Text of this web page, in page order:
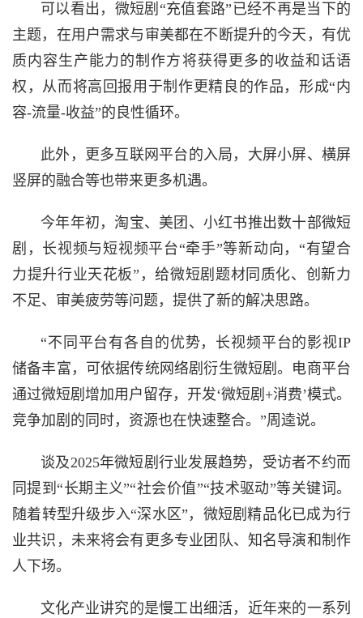
可以看出，微短剧“充值套路”已经不再是当下的
主题，在用户需求与审美都在不断提升的今天，有优
质内容生产能力的制作方将获得更多的收益和话语
权，从而将高回报用于制作更精良的作品，形成“内
容-流量-收益”的良性循环。
此外，更多互联网平台的入局，大屏小屏、横屏
竖屏的融合等也带来更多机遇。
今年年初，淘宝、美团、小红书推出数十部微短
剧，长视频与短视频平台“牵手”等新动向，“有望合
力提升行业天花板”，给微短剧题材同质化、创新力
不足、审美疲劳等问题，提供了新的解决思路。
“不同平台有各自的优势，长视频平台的影视IP
储备丰富，可依据传统网络剧衍生微短剧。电商平台
通过微短剧增加用户留存，开发‘微短剧+消费’模式。
竞争加剧的同时，资源也在快速整合。”周逵说。
谈及2025年微短剧行业发展趋势，受访者不约而
同提到“长期主义”“社会价值”“技术驱动”等关键词。
随着转型升级步入“深水区”，微短剧精品化已成为行
业共识，未来将会有更多专业团队、知名导演和制作
人下场。
文化产业讲究的是慢工出细活，近年来的一系列